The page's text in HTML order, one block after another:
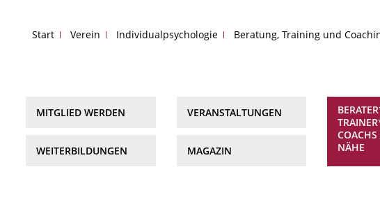
Start Verein Individualpsychologie Beratung, Training und
MITGLIED WERDEN
WEITERBILDUNGEN
VERANSTALTUNGEN
MAGAZIN
NÄHE